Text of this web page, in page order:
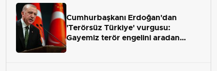
Cumhurbaşkanı Erdoğan'dan
'Terörsüz Türkiye' vurgusu:
Gayemiz terör engelini aradan